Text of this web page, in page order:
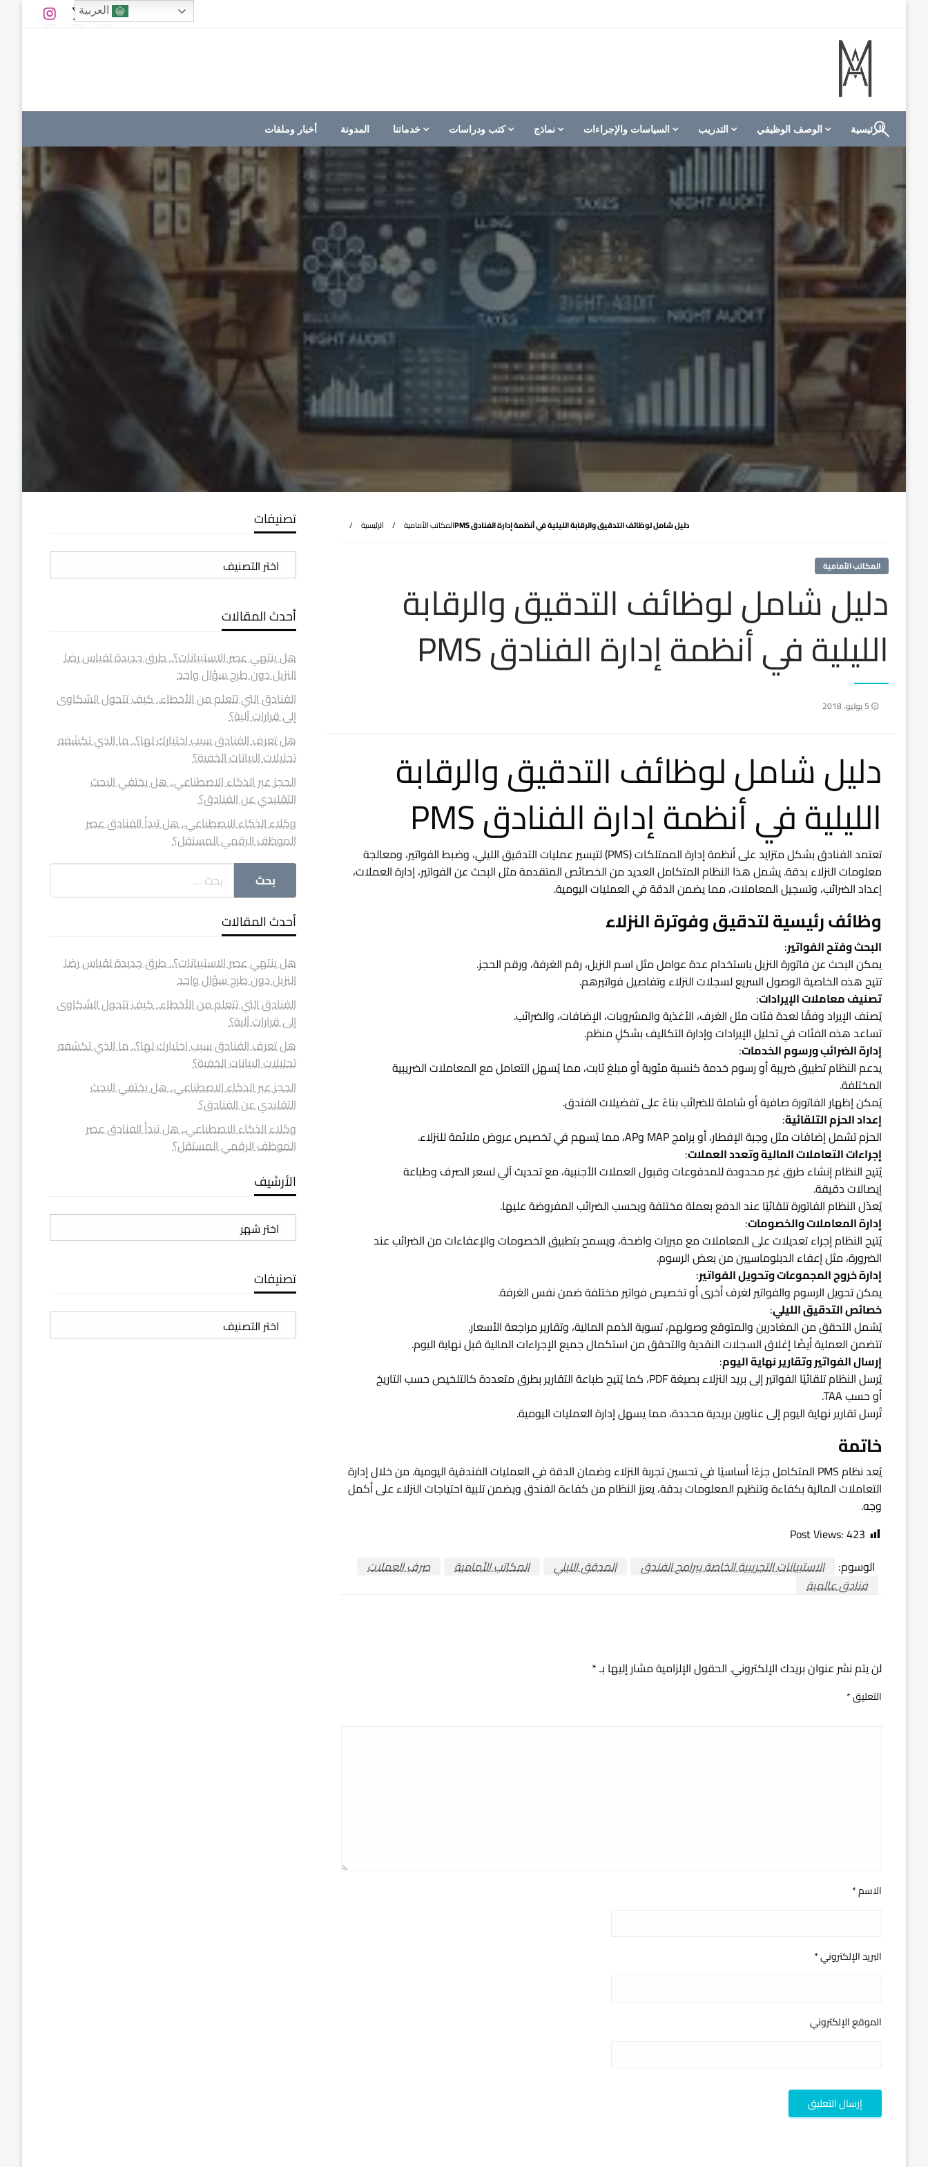
M A hotels | إم ايه هوتيلز
الموقع الأول للعاملين في الفنادق في العالم العربي
الرئيسية الوصف الوظيفي التدريب السياسات والإجراءات نماذج كتب ودراسات خدماتنا المدونة أخبار وملفات
الرئيسية المكاتب الأمامية دليل شامل لوظائف التدقيق والرقابة الليلية في أنظمة إدارة الفنادق PMS
المكاتب الأمامية
دليل شامل لوظائف التدقيق والرقابة
الليلية في أنظمة إدارة الفنادق PMS
نُشر
5 يوليو، 2018
دليل شامل لوظائف التدقيق والرقابة
الليلية في أنظمة إدارة الفنادق PMS
تعتمد الفنادق بشكل متزايد على أنظمة إدارة الممتلكات (PMS) لتيسير عمليات التدقيق الليلي، وضبط الفواتير، ومعالجة
معلومات النزلاء بدقة. يشمل هذا النظام المتكامل العديد من الخصائص المتقدمة مثل البحث عن الفواتير، إدارة العملات،
إعداد الضرائب، وتسجيل المعاملات، مما يضمن الدقة في العمليات اليومية.
وظائف رئيسية لتدقيق وفوترة النزلاء
البحث وفتح الفواتير:
يمكن البحث عن فاتورة النزيل باستخدام عدة عوامل مثل اسم النزيل، رقم الغرفة، ورقم الحجز.
تتيح هذه الخاصية الوصول السريع لسجلات النزلاء وتفاصيل فواتيرهم.
تصنيف معاملات الإيرادات:
يُصنف الإيراد وفقًا لعدة فئات مثل الغرف، الأغذية والمشروبات، الإضافات، والضرائب.
تساعد هذه الفئات في تحليل الإيرادات وإدارة التكاليف بشكلٍ منظم.
إدارة الضرائب ورسوم الخدمات:
يدعم النظام تطبيق ضريبة أو رسوم خدمة كنسبة مئوية أو مبلغ ثابت، مما يُسهل التعامل مع المعاملات الضريبية
المختلفة.
يُمكن إظهار الفاتورة صافية أو شاملة للضرائب بناءً على تفضيلات الفندق.
إعداد الحزم التلقائية:
الحزم تشمل إضافات مثل وجبة الإفطار، أو برامج MAP وAP، مما يُسهم في تخصيص عروض ملائمة للنزلاء.
إجراءات التعاملات المالية وتعدد العملات:
يُتيح النظام إنشاء طرق غير محدودة للمدفوعات وقبول العملات الأجنبية، مع تحديث آلي لسعر الصرف وطباعة
إيصالات دقيقة.
يُعدّل النظام الفاتورة تلقائيًا عند الدفع بعملة مختلفة ويحسب الضرائب المفروضة عليها.
إدارة المعاملات والخصومات:
يُتيح النظام إجراء تعديلات على المعاملات مع مبررات واضحة، ويسمح بتطبيق الخصومات والإعفاءات من الضرائب عند
الضرورة، مثل إعفاء الدبلوماسيين من بعض الرسوم.
إدارة خروج المجموعات وتحويل الفواتير:
يمكن تحويل الرسوم والفواتير لغرف أخرى أو تخصيص فواتير مختلفة ضمن نفس الغرفة.
خصائص التدقيق الليلي:
يُشمل التحقق من المغادرين والمتوقع وصولهم، تسوية الذمم المالية، وتقارير مراجعة الأسعار.
تتضمن العملية أيضًا إغلاق السجلات النقدية والتحقق من استكمال جميع الإجراءات المالية قبل نهاية اليوم.
إرسال الفواتير وتقارير نهاية اليوم:
يُرسل النظام تلقائيًا الفواتير إلى بريد النزلاء بصيغة PDF، كما يُتيح طباعة التقارير بطرق متعددة كالتلخيص حسب التاريخ
أو حسب TAA.
تُرسل تقارير نهاية اليوم إلى عناوين بريدية محددة، مما يسهل إدارة العمليات اليومية.
خاتمة
يُعد نظام PMS المتكامل جزءًا أساسيًا في تحسين تجربة النزلاء وضمان الدقة في العمليات الفندقية اليومية. من خلال إدارة
التعاملات المالية بكفاءة وتنظيم المعلومات بدقة، يعزز النظام من كفاءة الفندق ويضمن تلبية احتياجات النزلاء على أكمل
وجه.
Post Views:423
الوسوم:
الاستبيانات التجريبية الخاصة ببرامج الفندق المدقق الليلي المكاتب الأمامية
صرف العملات
فنادق عالمية
لن يتم نشر عنوان بريدك الإلكتروني. الحقول الإلزامية مشار إليها بـ*
التعليق*
الاسم*
البريد الإلكتروني*
الموقع الإلكتروني
تصنيفات
تصنيفات
أحدث المقالات
هل ينتهي عصر الاستبيانات؟.. طرق جديدة لقياس رضا
النزيل دون طرح سؤال واحد
الفنادق التي تتعلم من الأخطاء.. كيف تتحول الشكاوى
إلى قرارات آلية؟
هل تعرف الفنادق سبب اختيارك لها؟.. ما الذي تكشفه
تحليلات البيانات الخفية؟
الحجز عبر الذكاء الاصطناعي.. هل يختفي البحث
التقليدي عن الفنادق؟
وكلاء الذكاء الاصطناعي.. هل تبدأ الفنادق عصر
الموظف الرقمي المستقل؟
أحدث المقالات
هل ينتهي عصر الاستبيانات؟.. طرق جديدة لقياس رضا
النزيل دون طرح سؤال واحد
الفنادق التي تتعلم من الأخطاء.. كيف تتحول الشكاوى
إلى قرارات آلية؟
هل تعرف الفنادق سبب اختيارك لها؟.. ما الذي تكشفه
تحليلات البيانات الخفية؟
الحجز عبر الذكاء الاصطناعي.. هل يختفي البحث
التقليدي عن الفنادق؟
وكلاء الذكاء الاصطناعي.. هل تبدأ الفنادق عصر
الموظف الرقمي المستقل؟
الأرشيف
الأرشيف
تصنيفات
تصنيفات
العربية